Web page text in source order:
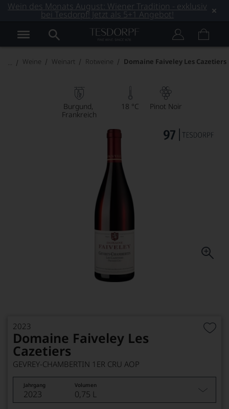
Wein des Monats August: Wiener Tradition - exklusiv
bei Tesdorpf! Jetzt als 5+1 Angebot!
Weine Weinart Rotweine Domaine Faiveley Les Cazetiers
Burgund
Frankreich
18 °C Pinot Noir
2023
Domaine Faiveley Les
Cazetiers
GEVREY-CHAMBERTIN 1ER CRU AOP
Jahrgang Volumen
2023 0,75 L